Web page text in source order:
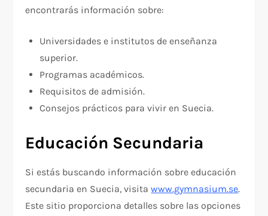
encontrarás información sobre:
Universidades e institutos de enseñanza
superior.
Programas académicos.
Requisitos de admisión.
Consejos prácticos para vivir en Suecia.
Educación Secundaria
Si estás buscando información sobre educación
secundaria en Suecia, visitawww.gymnasium.se.
Este sitio proporciona detalles sobre las opciones